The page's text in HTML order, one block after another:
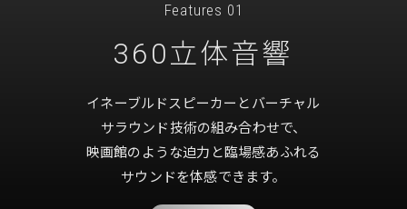
Features 01
360立体音響
イネーブルドスピーカーとバーチャル
サラウンド技術の組み合わせで、
映画館のような迫力と臨場感あふれる
サウンドを体感できます。